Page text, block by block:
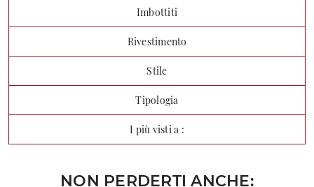
Imbottiti
Rivestimento
Stile
Tipologia
I più visti a :
NON PERDERTI ANCHE: